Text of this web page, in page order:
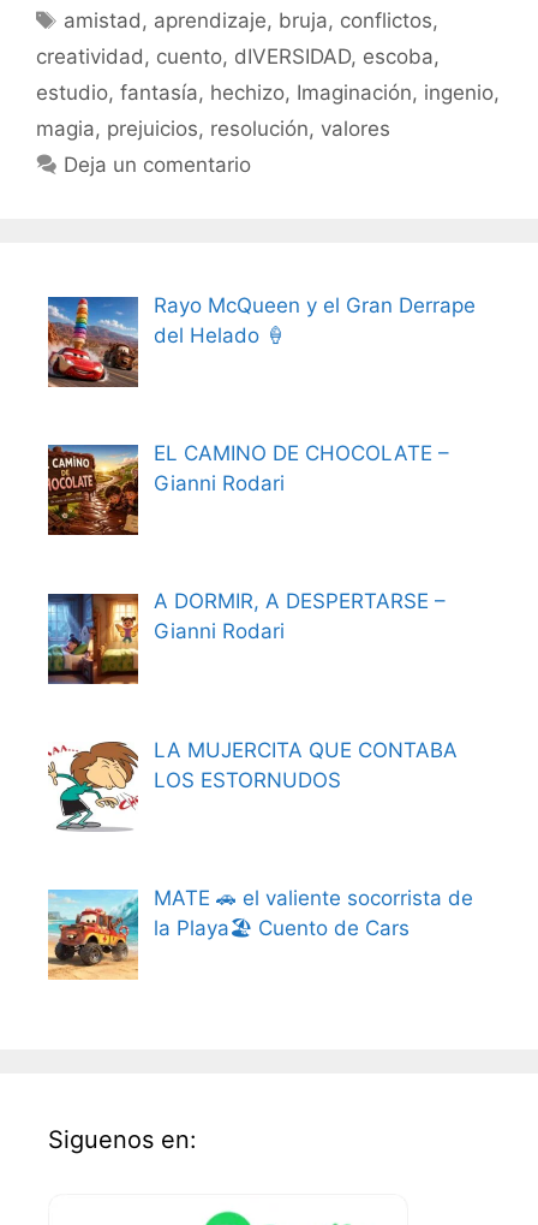
Etiquetas
amistad , aprendizaje, bruja, conflictos,
creatividad , cuento, dIVERSIDAD, escoba,
estudio, fantasía, hechizo, Imaginación, ingenio,
magia, prejuicios, resolución, valores
Deja un comentario
Rayo McQueen y el Gran Derrape
del Helado 🍦
EL CAMINO DE CHOCOLATE –
Gianni Rodari
A DORMIR, A DESPERTARSE –
Gianni Rodari
LA MUJERCITA QUE CONTABA
LOS ESTORNUDOS
MATE 🚗 el valiente socorrista de
la Playa🏖️ Cuento de Cars
Siguenos en: